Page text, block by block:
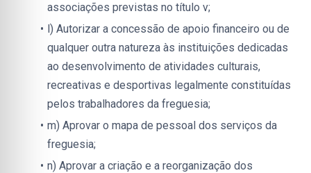
associações previstas no título v;
l) Autorizar a concessão de apoio financeiro ou de
qualquer outra natureza às instituições dedicadas
ao desenvolvimento de atividades culturais,
recreativas e desportivas legalmente constituídas
pelos trabalhadores da freguesia;
m) Aprovar o mapa de pessoal dos serviços da
freguesia;
n) Aprovar a criação e a reorganização dos